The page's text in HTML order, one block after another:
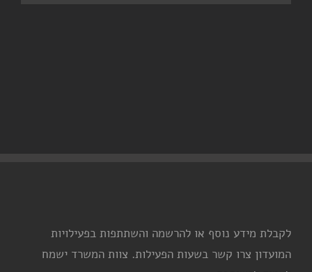
לקבלת מידע נוסף או להרשמה והשתתפות בפעילויות
המועדון צרו קשר בשעות הפעילות. צוות המשרד ישמח